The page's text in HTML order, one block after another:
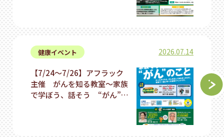
健康イベント 2026.07.14
【7/24～7/26】アフラック
主催 がんを知る教室～家族
で学ぼう、話そう “がん”…